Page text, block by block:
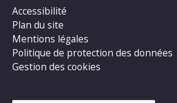
Accessibilité
Plan du site
Mentions légales
Politique de protection des données
Gestion des cookies